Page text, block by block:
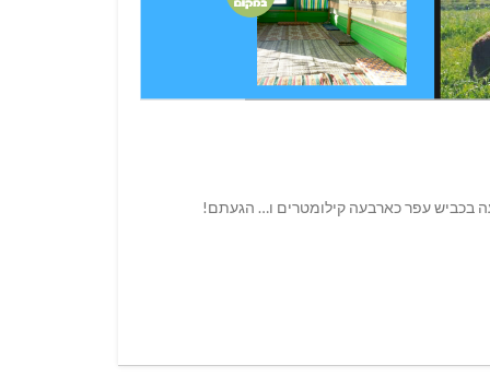
בכביש עפר כארבעה קילומטרים ו… הגעתם!